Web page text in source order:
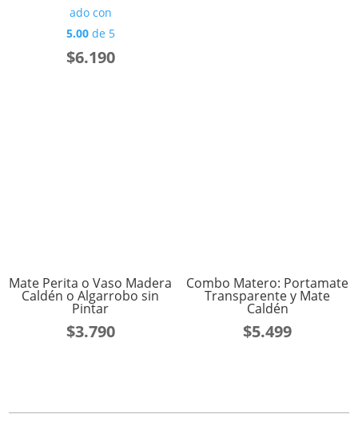
ado con
5.00de 5
$6.190
Mate Perita o Vaso Madera
Caldén o Algarrobo sin
Pintar
$3.790
Combo Matero: Portamate
Transparente y Mate
Caldén
$5.499